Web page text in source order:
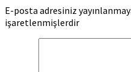
E-posta adresiniz
işaretlenmişlerdir